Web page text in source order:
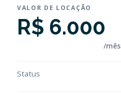
VALOR DE LOCAÇÃO
R$ 6.000
/mês
Status